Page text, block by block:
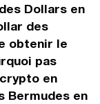
Dollars en
des
obtenir le
pas
en
Bermudes en